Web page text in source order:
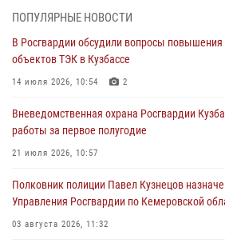
Росгвардейцы обеспечили безопасность
Кузбассе
Генерал-полковник Олег Плохой поздравил
организационно-штатных подразделений
07 августа 2026, 05:32
С 1 сентября 2026 года вступает в силу
ПОПУЛЯРНЫЕ НОВОСТИ
В Росгвардии обсудили вопросы повышения
объектов ТЭК в Кузбассе
14 июля 2026, 10:54 2
Вневедомственная охрана Росгвардии
работы за первое полугодие
21 июля 2026, 10:57
Полковник полиции Павел Кузнецов
Управления Росгвардии по Кемеровской
03 августа 2026, 11:32